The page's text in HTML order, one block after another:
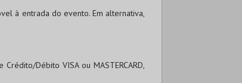
à entrada do evento. Em alternativa,
Crédito/Débito VISAou MASTERCARD,